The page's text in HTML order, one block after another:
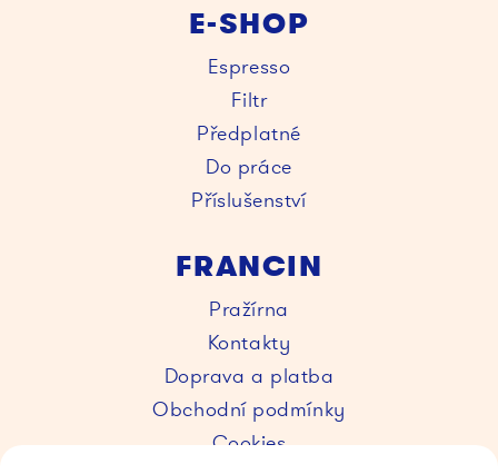
E-SHOP
Espresso
Filtr
Předplatné
Do práce
Příslušenství
FRANCIN
Pražírna
Kontakty
Doprava a platba
Obchodní podmínky
Cookies